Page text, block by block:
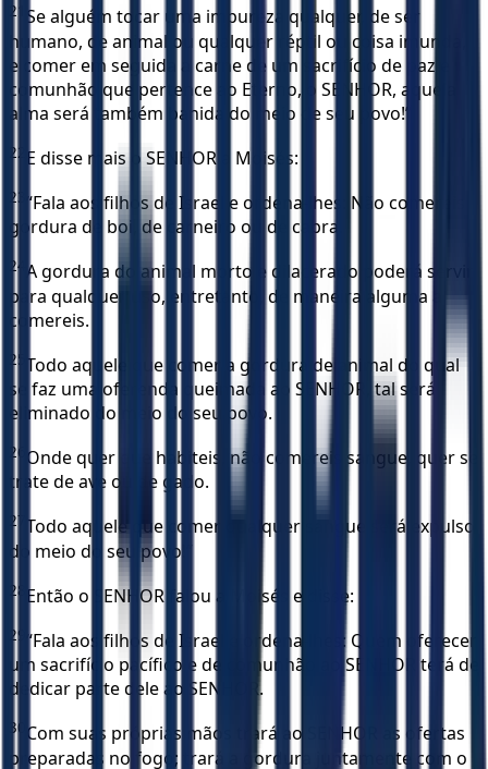
21
Se alguém tocar uma impureza qualquer, de ser
humano, de animal ou qualquer réptil ou coisa imunda,
e comer em seguida a carne de um sacrifício de paz e
comunhão que pertence ao Eterno, o SENHOR, aquela
alma será também banida do meio de seu povo!”
22 E disse mais o SENHOR a Moisés:
23 “Fala aos filhos de Israel e ordena-lhes: Não comereis
gordura de boi, de carneiro ou de cabra.
24 A gordura do animal morto e dilacerado poderá servir
para qualquer uso, entretanto, de maneira alguma a
comereis.
25 Todo aquele que comer a gordura de animal do qual
se faz uma oferenda queimada ao SENHOR, tal será
eliminado do meio do seu povo.
26 Onde quer que habiteis, não comereis sangue, quer se
trate de ave ou de gado.
27 Todo aquele que comer qualquer sangue será expulso
do meio do seu povo!”
28 Então o SENHOR falou a Moisés e disse:
29 “Fala aos filhos de Israel e ordena-lhes: Quem oferecer
um sacrifício pacífico e de comunhão ao SENHOR terá de
dedicar parte dele ao SENHOR.
30 Com suas próprias mãos trará ao SENHOR as ofertas
preparadas no fogo; trará a gordura juntamente com o